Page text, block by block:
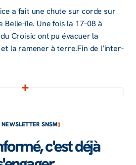
a fait une chute sur corde sur
Belle-île. Unefois la 17–08 à
Croi­sic ont pu évacuer la
la rame­ner à terre.Fin de l’in­ter­
NEWSLETTER SNSM
c'est déjà